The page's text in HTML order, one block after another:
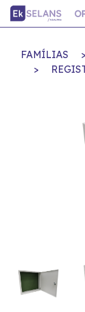
FAMÍLIAS >
>